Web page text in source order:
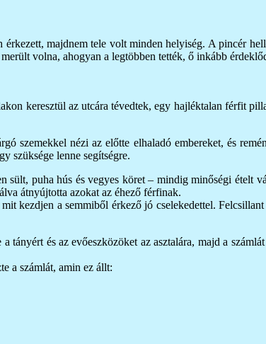
érkezett, majdnem tele volt minden helyiség. A pincér
volna, ahogyan a legtöbben tették, ő inkább
keresztül az utcára tévedtek, egy hajléktalan férfit
szemekkel nézi az előtte elhaladó embereket, és
szüksége lenne segítségre.
sült, puha hús és vegyes köret – mindig minőségi
átnyújtotta azokat az éhező férfinak.
kezdjen a semmiből érkező jó cselekedettel.
tányért és az evőeszközöket az asztalára, majd a
a számlát, amin ez állt: